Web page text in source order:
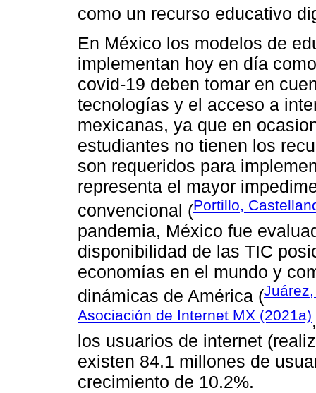
como un recurso educativo
En México los modelos de
implementan hoy en día
covid-19 deben tomar en
tecnologías y el acceso a
mexicanas, ya que en
estudiantes no tienen los
son requeridos para
representa el mayor
convencional (Portillo,
pandemia, México fue
disponibilidad de las TIC
economías en el mundo y
dinámicas de América (
Asociación de Internet MX (2021a)
los usuarios de internet
existen 84.1 millones de
crecimiento de 10.2%.